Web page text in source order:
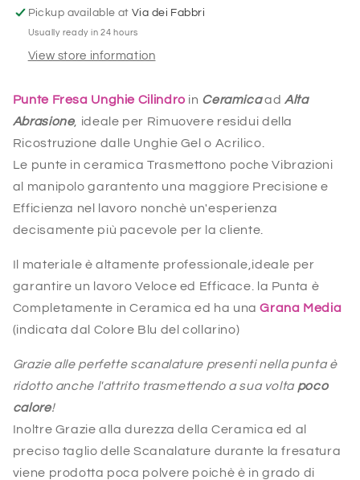
Grana
Media
Grana
Media
Pickup available atVia dei Fabbri
Usually ready in 24 hours
View store information
Punte Fresa Unghie Cilindro in Ceramicaad Alta
Abrasione, ideale per Rimuovere residui della
Ricostruzione dalle Unghie Gel o Acrilico.
Le punte in ceramica Trasmettono poche Vibrazioni
al manipolo garantento una maggiore Precisione e
Efficienza nel lavoro nonchè un'esperienza
decisamente più pacevole per la cliente.
Il materiale è altamente professionale,ideale per
garantire un lavoro Veloce ed Efficace. la Punta è
Completamente in Ceramica ed ha unaGrana Media
(indicata dal Colore Blu del collarino)
Grazie alle perfette scanalature presenti nella punta è
ridotto anche l'attrito trasmettendo a sua volta poco
calore!
Inoltre Grazie alla durezza della Ceramica ed al
preciso taglio delle Scanalature durante la fresatura
viene prodotta poca polvere poichè è in grado di